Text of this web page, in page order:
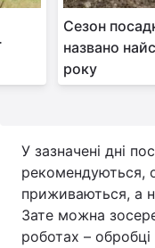
Сезон
названо
року
У зазначені дні
рекомендуються,
приживаються, а
Зате можна
роботах – обробці